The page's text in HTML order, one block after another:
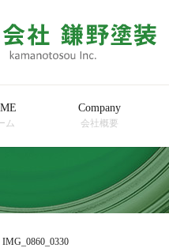
ム
Company
会社概要
IMG_0860_0330